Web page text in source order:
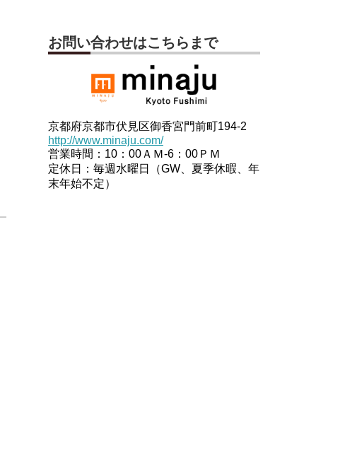
お問い合わせはこちらまで
京都府京都市伏見区御香宮門前町194-2
http://www.minaju.com/
営業時間：10：00ＡＭ-6：00ＰＭ
定休日：毎週水曜日（GW、夏季休暇、年
末年始不定）